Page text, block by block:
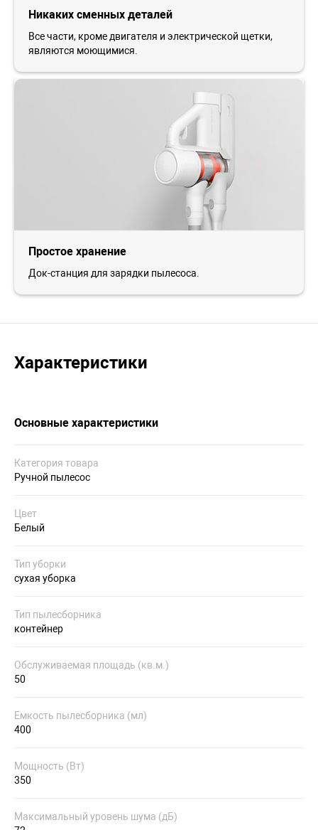
Никаких сменных деталей
Все части, кроме двигателя и электрической щетки,
являются моющимися.
Простое хранение
Док-станция для зарядки пылесоса.
Характеристики
Основные характеристики
Категория товара
Ручной пылесос
Цвет
Белый
Тип уборки
сухая уборка
Тип пылесборника
контейнер
Обслуживаемая площадь (кв.м.)
50
Емкость пылесборника (мл)
400
Мощность (Вт)
350
Максимальный уровень шума (дБ)